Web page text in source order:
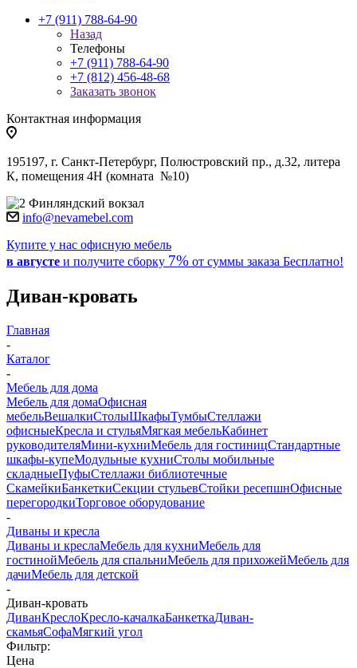
+7 (911) 788-64-90
Назад
Телефоны
+7 (911) 788-64-90
+7 (812) 456-48-68
Заказать звонок
Контактная информация
195197, г. Санкт-Петербург, Полюстровский пр., д.32, литера
К, помещения 4Н (комната №10)
Финляндский вокзал
info@nevamebel.com
Купите у нас офисную мебель
в августе и получите сборку 7% от суммы заказа Бесплатно!
Диван-кровать
Главная
-
Каталог
-
Мебель для дома
Мебель для домаОфисная
мебельВешалкиСтолыШкафыТумбыСтеллажи
офисныеКресла и стульяМягкая мебельКабинет
руководителяМини-кухниМебель для гостиницСтандартные
шкафы-купеМодульные кухниСтолы мобильные
складныеПуфыСтеллажи библиотечные
СкамейкиБанкеткиСекции стульевСтойки ресепшнОфисные
перегородкиТорговое оборудование
-
Диваны и кресла
Диваны и креслаМебель для кухниМебель для
гостинойМебель для спальниМебель для прихожейМебель для
дачиМебель для детской
-
Диван-кровать
ДиванКреслоКресло-качалкаБанкеткаДиван-
скамьяСофаМягкий угол
Фильтр:
Цена